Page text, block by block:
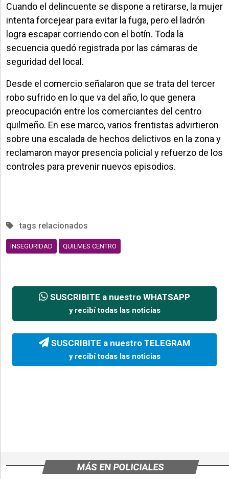
Cuando el delincuente se dispone a retirarse, la mujer
intenta forcejear para evitar la fuga, pero el ladrón
logra escapar corriendo con el botín. Toda la
secuencia quedó registrada por las cámaras de
seguridad del local.
Desde el comercio señalaron que se trata del tercer
robo sufrido en lo que va del año, lo que genera
preocupación entre los comerciantes del centro
quilmeño. En ese marco, varios frentistas advirtieron
sobre una escalada de hechos delictivos en la zona y
reclamaron mayor presencia policial y refuerzo de los
controles para prevenir nuevos episodios.
tags relacionados
INSEGURIDAD QUILMES CENTRO
SUSCRIBITE a nuestro WHATSAPP
y recibí todas las noticias
SUSCRIBITE a nuestro TELEGRAM
y recibí todas las noticias
MÁS EN POLICIALES